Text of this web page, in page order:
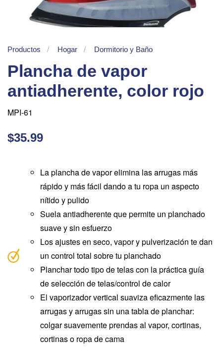
Productos Hogar Dormitorio y Baño
Plancha de vapor
antiadherente, color rojo
MPI-61
$35.99
La plancha de vapor elimina las arrugas más
rápido y más fácil dando a tu ropa un aspecto
nítido y pulido
Suela antiadherente que permite un planchado
suave y sin esfuerzo
Los ajustes en seco, vapor y pulverización te dan
un control total sobre tu planchado
Planchar todo tipo de telas con la práctica guía
de selección de telas/control de calor
El vaporizador vertical suaviza eficazmente las
arrugas y arrugas sin una tabla de planchar:
colgar suavemente prendas al vapor, cortinas,
cortinas o ropa de cama